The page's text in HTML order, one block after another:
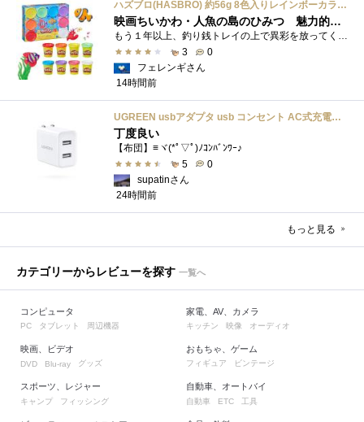
ハズブロ(HASBRO) 約56g 8色入りレインボーカラーのプレイ・ドー、新学期用品、2才以上のプリスクールの子供向け、子供向けのアート&クラフト 粘土 ねんど、こどもの日、子供の日プレゼント
映画ちいかわ・人魚の島のひみつ 魅力的なビラン：セイレーンを造ってみた
もう１年以上、釣り銭トレイの上で異彩を放ってくれたミャクミャクのマグネット 映画ちいかわ人魚の島のひみつを鑑賞後、素敵なビランのセイ...
3
0
フェレンギさん
14時間前
UGREEN usbアダプタ usb コンセント AC式充電器 3.1A PSE認証済み 折りたたみ式プラグ 2ポート
丁度良い
【布団】≡ヾ(*ﾟ▽ﾟ)ﾉｺﾝﾊﾞﾝﾜｰ♪
5
0
supatinさん
24時間前
もっと見る
カテゴリーからレビューを探す 一覧へ
コンピュータ
PC タブレット 周辺機器
映画、ビデオ
DVD Blu-ray グッズ
スポーツ、レジャー
キャンプ フィッシング
家電、AV、カメラ
キッチン 映像 オーディオ
おもちゃ、ゲーム
フィギュア ビンテージ
自動車、オートバイ
自動車 ETC 工具